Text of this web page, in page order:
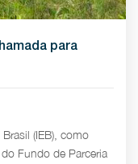
para
(IEB), como
Fundo de Parceria